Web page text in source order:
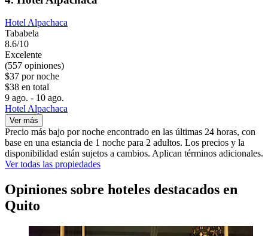
Hotel Alpachaca
Tababela
8.6/10
Excelente
(557 opiniones)
$37 por noche
$38 en total
9 ago. - 10 ago.
Hotel Alpachaca
Ver más
Precio más bajo por noche encontrado en las últimas 24 horas, con
base en una estancia de 1 noche para 2 adultos. Los precios y la
disponibilidad están sujetos a cambios. Aplican términos adicionales.
Ver todas las propiedades
Opiniones sobre hoteles destacados en
Quito